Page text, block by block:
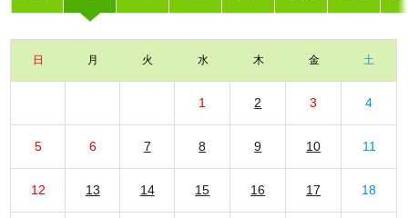
日 月 火 水 木 金 土
1 2 3 4
5 6 7 8 9 10 11
12 13 14 15 16 17 18